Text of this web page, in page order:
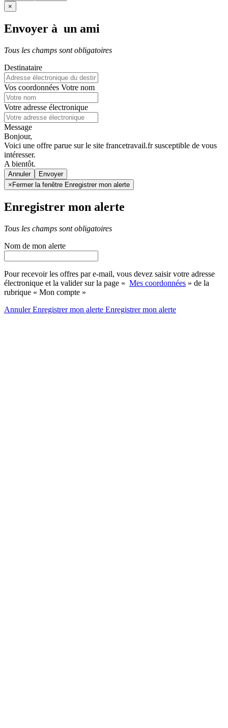
×
Envoyer à un ami
Tous les champs sont obligatoires
Destinataire
Vos coordonnées Votre nom
Votre adresse électronique
Message
Bonjour,
Voici une offre parue sur le site francetravail.fr susceptible de vous
intéresser.
A bientôt.
Annuler
× Fermer la fenêtre Enregistrer mon alerte
Enregistrer mon alerte
Tous les champs sont obligatoires
Nom de mon alerte
Pour recevoir les offres par e-mail, vous devez saisir votre adresse
électronique et la valider sur la page « Mes coordonnées » de la
rubrique « Mon compte »
AnnulerEnregistrer mon alerte Enregistrermon alerte